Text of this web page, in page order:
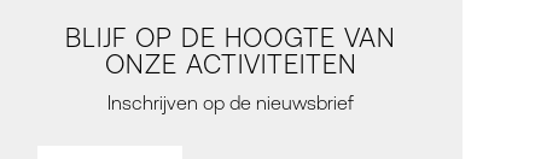
BLIJF OP DE HOOGTE VAN
ONZE ACTIVITEITEN
Inschrijven op de nieuwsbrief